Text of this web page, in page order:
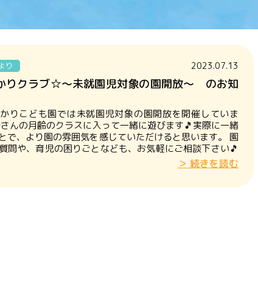
り 2023.07.13
りクラブ☆～未就園児対象の園開放～ のお知
りこども園では未就園児対象の園開放を開催していま
んの月齢のクラスに入って一緒に遊びます🎵実際に一緒
で、より園の雰囲気を感じていただけると思います。 園
問や、育児の困りごとなども、お気軽にご相談下さい🎵
９月７日（木） ・１０月１２日（木）※８月はお
。 ◆時 間 １０：００～１１：００ ◆申込み お
＞ 続きを読む